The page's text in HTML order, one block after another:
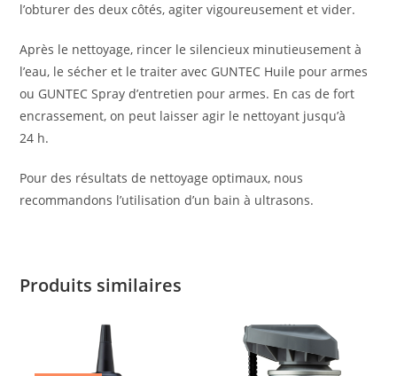
l’obturer des deux côtés, agiter vigoureusement et vider.
Après le nettoyage, rincer le silencieux minutieusement à
l’eau, le sécher et le traiter avec GUNTEC Huile pour armes
ou GUNTEC Spray d’entretien pour armes. En cas de fort
encrassement, on peut laisser agir le nettoyant jusqu’à
24 h.
Pour des résultats de nettoyage optimaux, nous
recommandons l’utilisation d’un bain à ultrasons.
Produits similaires